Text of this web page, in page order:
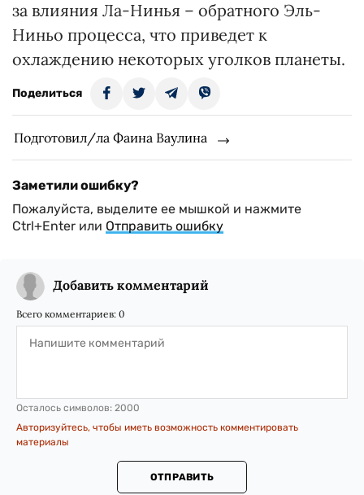
за влияния Ла-Нинья – обратного Эль-
Ниньо процесса, что приведет к
охлаждению некоторых уголков планеты.
Поделиться
Подготовил/ла Фаина Ваулина
Заметили ошибку?
Пожалуйста, выделите ее мышкой и нажмите
Ctrl+Enter или Отправить ошибку
Добавить комментарий
Всего комментариев: 0
Осталось символов: 2000
Авторизуйтесь, чтобы иметь возможность комментировать
материалы
ОТПРАВИТЬ